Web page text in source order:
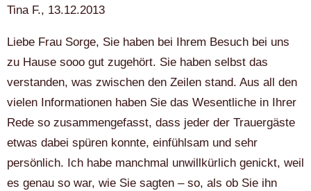
Tina F., 13.12.2013
Liebe Frau Sorge, Sie haben bei Ihrem Besuch bei uns
zu Hause sooo gut zugehört. Sie haben selbst das
verstanden, was zwischen den Zeilen stand. Aus all den
vielen Informationen haben Sie das Wesentliche in Ihrer
Rede so zusammengefasst, dass jeder der Trauergäste
etwas dabei spüren konnte, einfühlsam und sehr
persönlich. Ich habe manchmal unwillkürlich genickt, weil
es genau so war, wie Sie sagten – so, als ob Sie ihn